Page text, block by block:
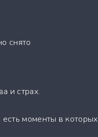
снято
и страх.
моменты в которых